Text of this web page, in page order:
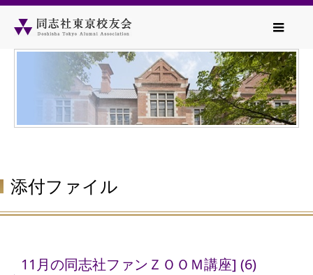
添付ファイル
11月の同志社ファンＺＯＯＭ講座] (6)